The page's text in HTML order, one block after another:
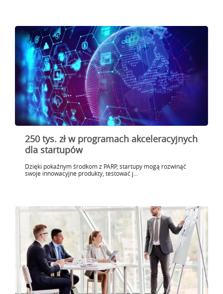
250 tys. zł w programach akceleracyjnych
dla startupów
Dzięki pokaźnym środkom z PARP, startupy mogą rozwinąć
swoje innowacyjne produkty, testować j...